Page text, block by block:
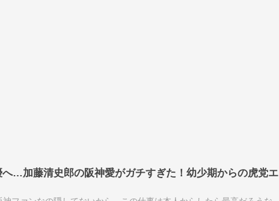
…加藤清史郎の阪神愛がガチすぎた！幼少期からの虎党エ